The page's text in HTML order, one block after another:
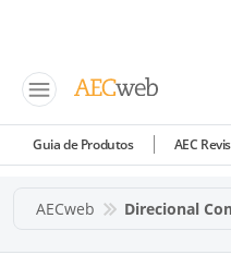
Guia de Produtos AEC
AECweb Direcional